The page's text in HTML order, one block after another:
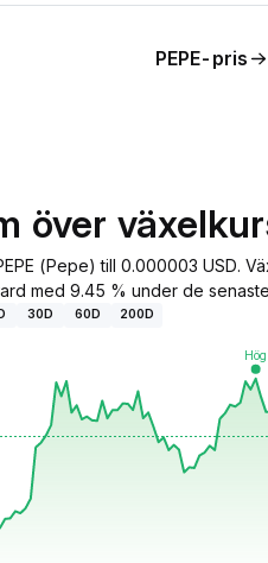
PEPE-pris
över
(Pepe) till 0.000003 USD.
med 9.45 % under de
30D 60D 200D